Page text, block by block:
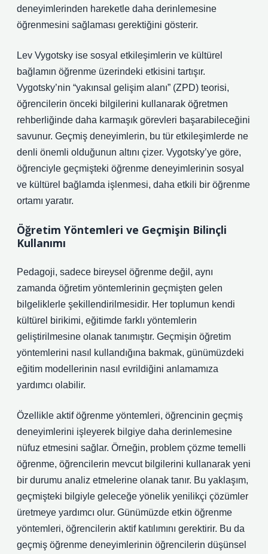
deneyimlerinden hareketle daha derinlemesine
öğrenmesini sağlaması gerektiğini gösterir.
Lev Vygotsky ise sosyal etkileşimlerin ve kültürel
bağlamın öğrenme üzerindeki etkisini tartışır.
Vygotsky’nin “yakınsal gelişim alanı” (ZPD) teorisi,
öğrencilerin önceki bilgilerini kullanarak öğretmen
rehberliğinde daha karmaşık görevleri başarabileceğini
savunur. Geçmiş deneyimlerin, bu tür etkileşimlerde ne
denli önemli olduğunun altını çizer. Vygotsky’ye göre,
öğrenciyle geçmişteki öğrenme deneyimlerinin sosyal
ve kültürel bağlamda işlenmesi, daha etkili bir öğrenme
ortamı yaratır.
Öğretim Yöntemleri ve Geçmişin Bilinçli
Kullanımı
Pedagoji, sadece bireysel öğrenme değil, aynı
zamanda öğretim yöntemlerinin geçmişten gelen
bilgeliklerle şekillendirilmesidir. Her toplumun kendi
kültürel birikimi, eğitimde farklı yöntemlerin
geliştirilmesine olanak tanımıştır. Geçmişin öğretim
yöntemlerini nasıl kullandığına bakmak, günümüzdeki
eğitim modellerinin nasıl evrildiğini anlamamıza
yardımcı olabilir.
Özellikle aktif öğrenme yöntemleri, öğrencinin geçmiş
deneyimlerini işleyerek bilgiye daha derinlemesine
nüfuz etmesini sağlar. Örneğin, problem çözme temelli
öğrenme, öğrencilerin mevcut bilgilerini kullanarak yeni
bir durumu analiz etmelerine olanak tanır. Bu yaklaşım,
geçmişteki bilgiyle geleceğe yönelik yenilikçi çözümler
üretmeye yardımcı olur. Günümüzde etkin öğrenme
yöntemleri, öğrencilerin aktif katılımını gerektirir. Bu da
geçmiş öğrenme deneyimlerinin öğrencilerin düşünsel